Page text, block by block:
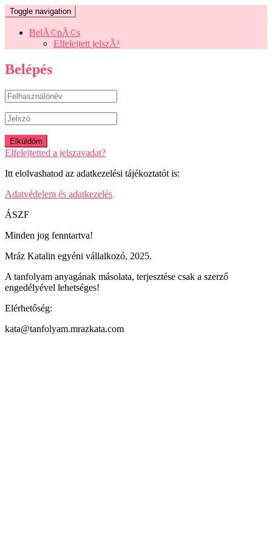
Toggle navigation
BelÃ©pÃ©s
Elfelejtett jelszÃ³
Belépés
Elfelejtetted a jelszavadat?
Itt elolvashatod az adatkezelési tájékoztatót is:
Adatvédelem és adatkezelés
ÁSZF
Minden jog fenntartva!
Mráz Katalin egyéni vállalkozó, 2025.
A tanfolyam anyagának másolata, terjesztése csak a szerző
engedélyével lehetséges!
Elérhetőség:
kata@tanfolyam.mrazkata.com